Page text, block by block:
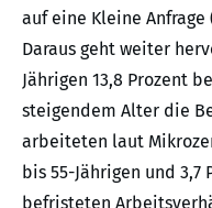
auf eine Kleine Anfrage
Daraus geht weiter
Jährigen 13,8 Prozent
steigendem Alter die
arbeiteten laut
bis 55-Jährigen und
befristeten